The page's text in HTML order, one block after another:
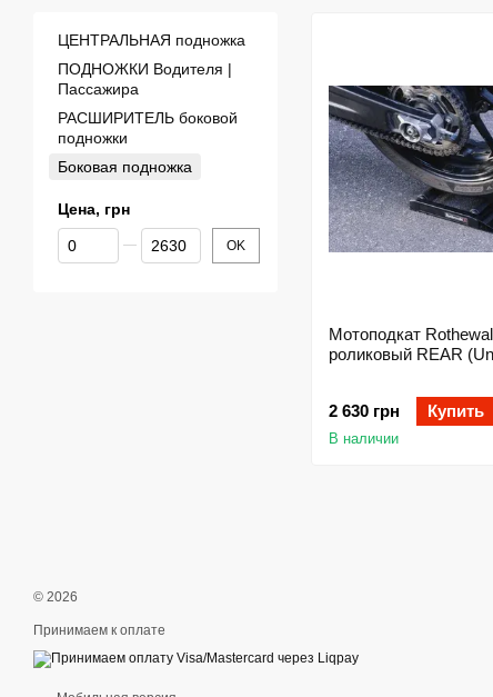
Мотоподкат
роликовый REAR
2 630 грн Купить
В наличии
ЦЕНТРАЛЬНАЯ подножка
ПОДНОЖКИ Водителя |
Пассажира
РАСШИРИТЕЛЬ боковой
подножки
Боковая подножка
Цена, грн
От Цена, грн
До Цена, грн OK
© 2026
Принимаем к оплате